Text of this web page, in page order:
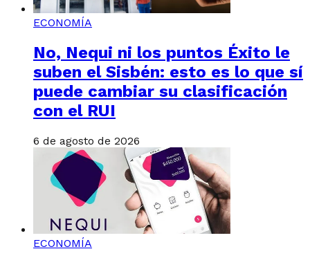
ECONOMÍA
No, Nequi ni los puntos Éxito le
suben el Sisbén: esto es lo que sí
puede cambiar su clasificación
con el RUI
6 de agosto de 2026
ECONOMÍA